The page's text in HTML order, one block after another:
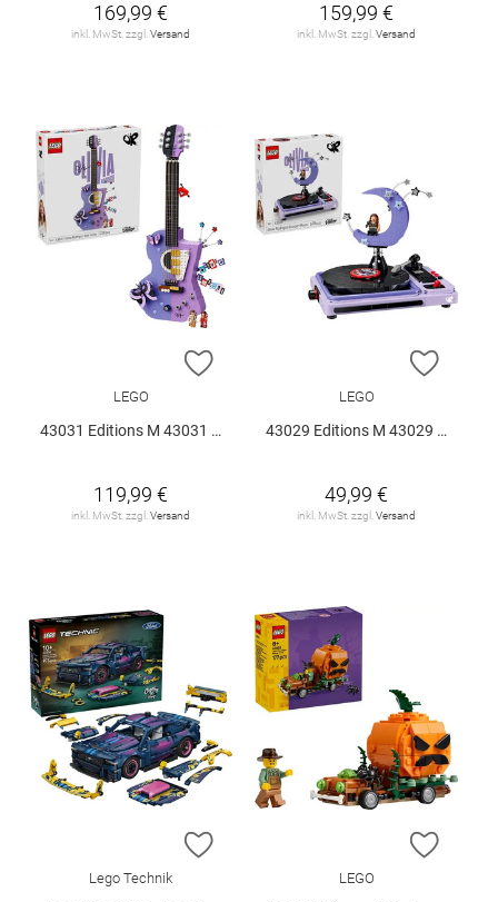
169,99 €
inkl. MwSt. zzgl.Versand
159,99 €
inkl. MwSt. zzgl.Versand
ZUR WUNSCHLISTE HINZUFÜGEN
LEGO
43031 Editions M 43031 V29
119,99 €
inkl. MwSt. zzgl. Versand
ZUR
LEGO
43029 Editions M 43029 V29
49,99 €
inkl. MwSt. zzgl. Versand
ZUR WUNSCHLISTE HINZUFÜGEN
Lego Technik
ZUR
LEGO